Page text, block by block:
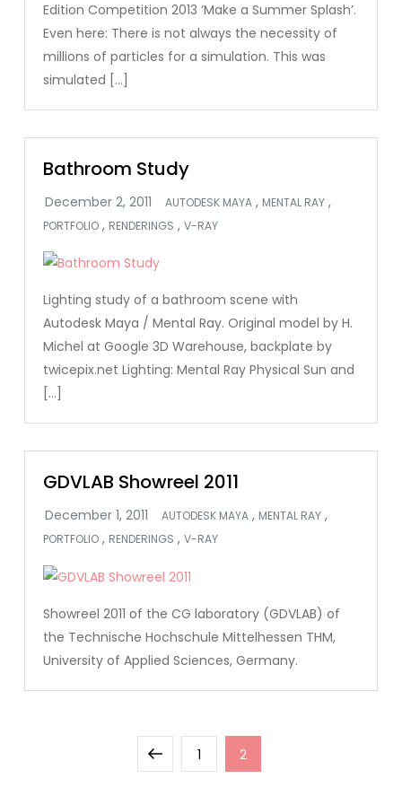
Edition Competition 2013 ‘Make a Summer Splash’.
Even here: There is not always the necessity of
millions of particles for a simulation. This was
simulated […]
Bathroom Study
AUTODESK MAYA , MENTAL RAY ,
PORTFOLIO , RENDERINGS ,V-RAY
Lighting study of a bathroom scene with
Autodesk Maya / Mental Ray. Original model by H.
Michel at Google 3D Warehouse, backplate by
twicepix.net Lighting: Mental Ray Physical Sun and
[…]
GDVLAB Showreel 2011
AUTODESK MAYA , MENTAL RAY ,
PORTFOLIO , RENDERINGS ,V-RAY
Showreel 2011 of the CG laboratory (GDVLAB) of
the Technische Hochschule Mittelhessen THM,
University of Applied Sciences, Germany.
PreviousPage
1 Page
2